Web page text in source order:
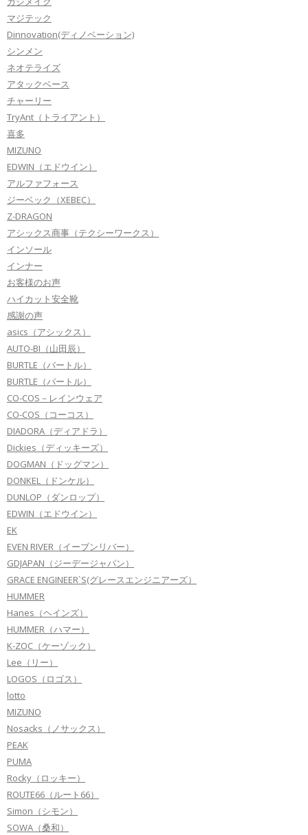
マジテック
Dinnovation(ディノベーション)
シンメン
ネオテライズ
アタックベース
チャーリー
TryAnt（トライアント）
喜多
MIZUNO
EDWIN（エドウイン）
アルファフォース
ジーベック（XEBEC）
Z-DRAGON
アシックス商事（テクシーワークス）
インソール
インナー
お客様のお声
ハイカット安全靴
感謝の声
asics（アシックス）
AUTO-BI（山田辰）
BURTLE（バートル）
BURTLE（バートル）
CO-COS－レインウェア
CO-COS（コーコス）
DIADORA（ディアドラ）
Dickies（ディッキーズ）
DOGMAN（ドッグマン）
DONKEL（ドンケル）
DUNLOP（ダンロップ）
EDWIN（エドウイン）
EK
EVEN RIVER（イーブンリバー）
GDJAPAN（ジーデージャパン）
GRACE ENGINEER`S(グレースエンジニアーズ）
HUMMER
Hanes（ヘインズ）
HUMMER（ハマー）
K-ZOC（ケーゾック）
Lee（リー）
LOGOS（ロゴス）
lotto
MIZUNO
Nosacks（ノサックス）
PEAK
PUMA
Rocky（ロッキー）
ROUTE66（ルート66）
Simon（シモン）
SOWA（桑和）